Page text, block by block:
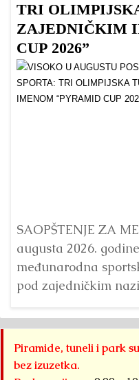
TRI
ZAJEDNIČKIM
CUP 2026”
SAOPŠTENJE ZA
augusta 2026.
međunarodna
pod zajedničkim
Piramide, tuneli i park
bez izuzetka.